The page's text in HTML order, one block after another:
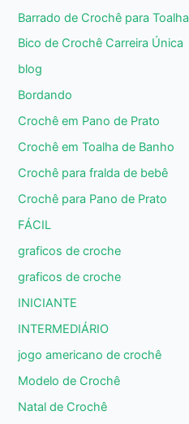
Barrado de Crochê para Toalha
Bico de Crochê Carreira Única
blog
Bordando
Crochê em Pano de Prato
Crochê em Toalha de Banho
Crochê para fralda de bebê
Crochê para Pano de Prato
FÁCIL
graficos de croche
graficos de croche
INICIANTE
INTERMEDIÁRIO
jogo americano de crochê
Modelo de Crochê
Natal de Crochê